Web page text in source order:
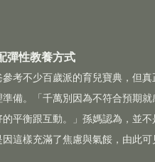
彈性教養方式
考不少百歲派的育兒寶典，但
備。「千萬別因為不符合預期
平衡跟互動。」孫媽認為，並
這樣充滿了焦慮與氣餒，由此可